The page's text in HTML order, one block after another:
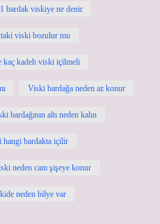
1 bardak viskiye ne denir
viski bozulur mu
kaç kadeh viski içilmeli
Viski bardağa neden az konur
bardağının altı neden kalın
bardakta içilir
neden cam şişeye konur
neden bilye var